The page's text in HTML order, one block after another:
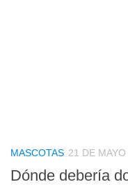
MASCOTAS 21 DE
Dónde debería